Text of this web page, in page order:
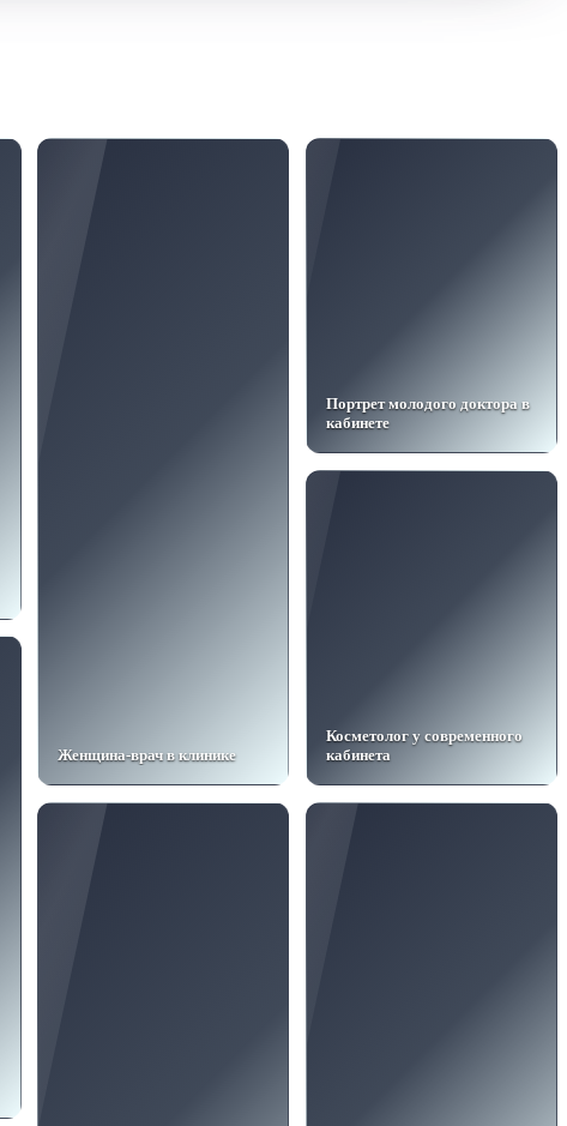
Женщина-врач в клинике
Портрет молодого доктора в
кабинете
Косметолог у современного
кабинета